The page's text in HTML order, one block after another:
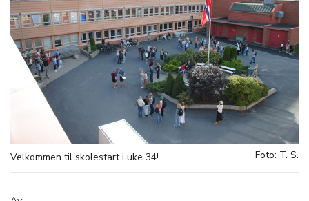
Velkommen til skolestart i uke 34! Foto: T. S.